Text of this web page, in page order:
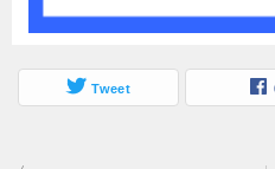
Tweet